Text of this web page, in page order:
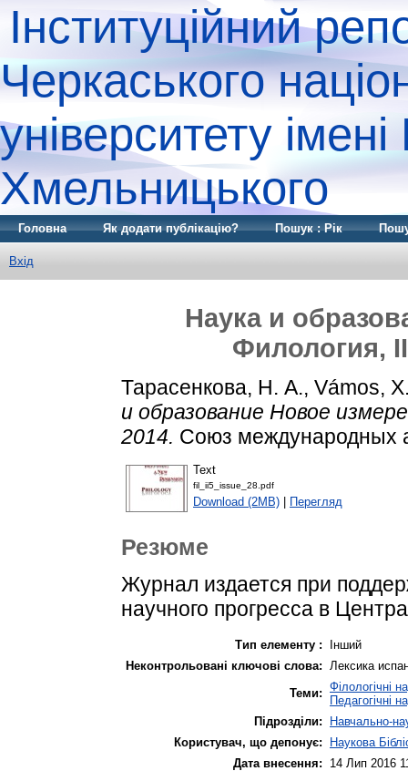
Інституційний
Черкаського
університету
Хмельницького
Головна Як додати публікацію? Пошук : Рік
Вхід
Наука и
Филология,
Тарасенкова, Н. А., Vámos,
и образование Новое
2014. Союз международных
Text
fil_ii5_issue_28.pdf
Download (2MB) Перегляд
Резюме
Журнал издается при
научного прогресса в
Тип елементу :
Інший
Неконтрольовані ключові слова:
Лексика
Теми: Філологічні
Педагогічні
Підрозділи:
Навчально-
Користувач, що депонує:
Наукова
Дата внесення:
14 Лип 2016